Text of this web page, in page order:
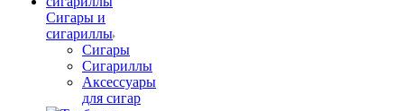
Сигары и
сигариллы
Сигары
Сигариллы
Аксессуары
для сигар